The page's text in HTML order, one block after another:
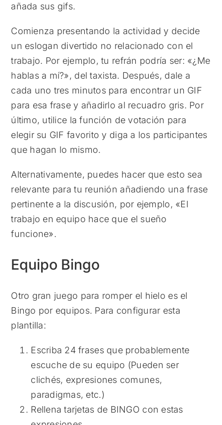
añada sus gifs.
Comienza presentando la actividad y decide
un eslogan divertido no relacionado con el
trabajo. Por ejemplo, tu refrán podría ser: «¿Me
hablas a mí?», del taxista. Después, dale a
cada uno tres minutos para encontrar un GIF
para esa frase y añadirlo al recuadro gris. Por
último, utilice la función de votación para
elegir su GIF favorito y diga a los participantes
que hagan lo mismo.
Alternativamente, puedes hacer que esto sea
relevante para tu reunión añadiendo una frase
pertinente a la discusión, por ejemplo, «El
trabajo en equipo hace que el sueño
funcione».
Equipo Bingo
Otro gran juego para romper el hielo es el
Bingo por equipos. Para configurar esta
plantilla:
Escriba 24 frases que probablemente
escuche de su equipo (Pueden ser
clichés, expresiones comunes,
paradigmas, etc.)
Rellena tarjetas de BINGO con estas